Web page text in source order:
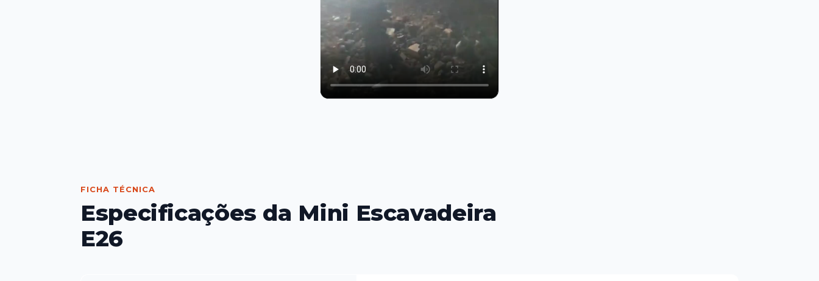
FICHA TÉCNICA
Especificações da Mini Escavadeira
E26